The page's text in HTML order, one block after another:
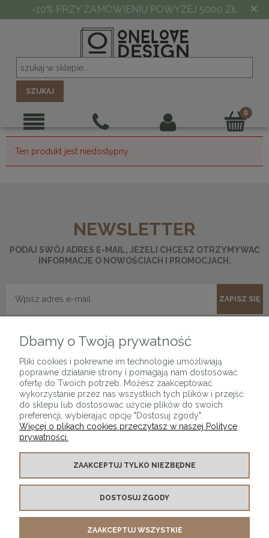
-10% PRZY ZAMÓWIENIU POWYŻEJ 5000 ZŁ ×
SZUKAJ
Ten produkt jest niedostępny.
NEWSLETTER
PODAJ SWÓJ ADRES E-MAIL, JEŻELI CHCESZ OTRZYMYWAĆ
INFORMACJE O NOWOŚCIACH I PROMOCJACH.
ZAPISZ SIĘ
O SKLEPIE
KONTAKT Z NAMI
PŁATNOŚCI I DOSTAWA
Dbamy o Twoją prywatność
Pliki cookies i pokrewne im technologie umożliwiają
poprawne działanie strony i pomagają nam dostosować
ofertę do Twoich potrzeb. Możesz zaakceptować
wykorzystanie przez nas wszystkich tych plików i przejść
do sklepu lub dostosować użycie plików do swoich
preferencji, wybierając opcję "Dostosuj zgody".
Więcej o plikach cookies przeczytasz w naszej Polityce
prywatności.
ZAAKCEPTUJ TYLKO NIEZBĘDNE
DOSTOSUJ ZGODY
ZAAKCEPTUJ WSZYSTKIE